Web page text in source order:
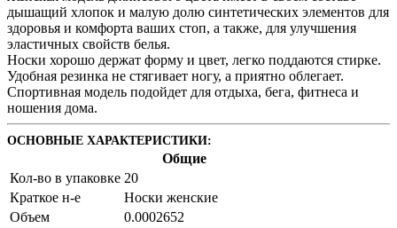
дышащий хлопок и малую долю синтетических элементов для
здоровья и комфорта ваших стоп, а также, для улучшения
эластичных свойств белья.
Носки хорошо держат форму и цвет, легко поддаются стирке.
Удобная резинка не стягивает ногу, а приятно облегает.
Спортивная модель подойдет для отдыха, бега, фитнеса и
ношения дома.
ОСНОВНЫЕ ХАРАКТЕРИСТИКИ:
Общие
Кол-во в упаковке 20
Краткое н-е
Носки женские
Объем
0.0002652